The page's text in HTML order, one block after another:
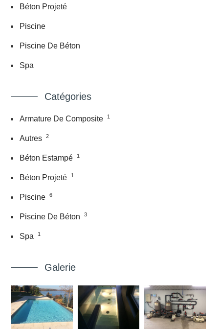
Béton Projeté
Piscine
Piscine De Béton
Spa
Catégories
Armature De Composite 1
Autres 2
Béton Estampé 1
Béton Projeté 1
Piscine 6
Piscine De Béton 3
Spa 1
Galerie